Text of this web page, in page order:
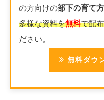
の方向けの部下の育て方
多様な資料を無料で配布
ださい。
無料ダウ